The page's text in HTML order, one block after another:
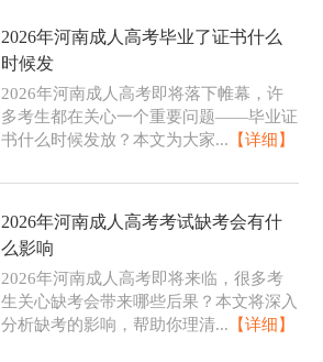
2026年河南成人高考毕业了证书什么
时候发
2026年河南成人高考即将落下帷幕，许
多考生都在关心一个重要问题——毕业证
书什么时候发放？本文为大家... 【详细】
2026年河南成人高考考试缺考会有什
么影响
2026年河南成人高考即将来临，很多考
生关心缺考会带来哪些后果？本文将深入
分析缺考的影响，帮助你理清... 【详细】